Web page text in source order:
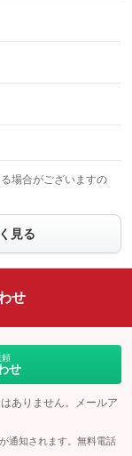
り
メラ
し
し
ール
り
し
場合がございますの
見る
せ
頼
せ
ありません。メールア
通知されます。無料電話